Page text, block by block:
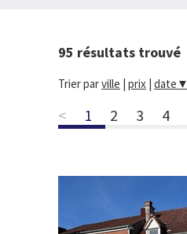
95 résultats trouvé
Trier parville | prix | date ▼
< 1 2 3 4